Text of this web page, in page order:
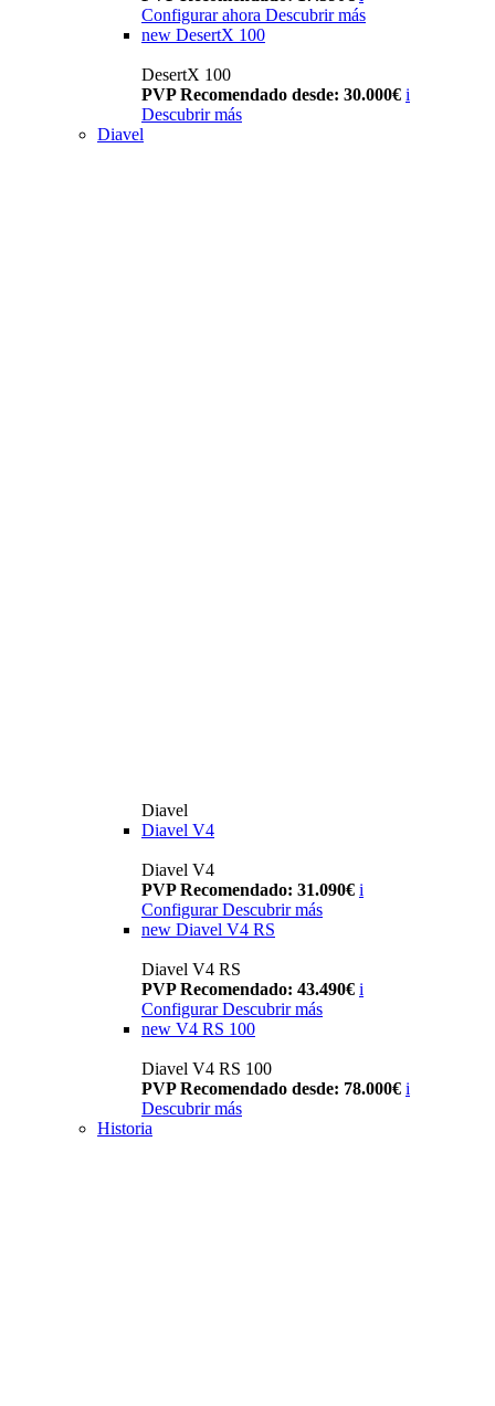
Configurar ahora Descubrir más
new DesertX 100
DesertX 100
PVP Recomendado desde: 30.000€ i
Descubrir más
Diavel
Diavel
Diavel V4
Diavel V4
PVP Recomendado: 31.090€ i
Configurar Descubrir más
new Diavel V4 RS
Diavel V4 RS
PVP Recomendado: 43.490€ i
Configurar Descubrir más
new V4 RS 100
Diavel V4 RS 100
PVP Recomendado desde: 78.000€ i
Descubrir más
Historia